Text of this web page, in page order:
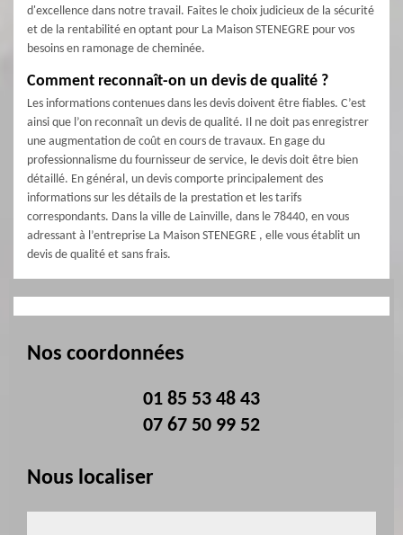
d'excellence dans notre travail. Faites le choix judicieux de la sécurité
et de la rentabilité en optant pour La Maison STENEGRE pour vos
besoins en ramonage de cheminée.
Comment reconnaît-on un devis de qualité ?
Les informations contenues dans les devis doivent être fiables. C’est
ainsi que l’on reconnaît un devis de qualité. Il ne doit pas enregistrer
une augmentation de coût en cours de travaux. En gage du
professionnalisme du fournisseur de service, le devis doit être bien
détaillé. En général, un devis comporte principalement des
informations sur les détails de la prestation et les tarifs
correspondants. Dans la ville de Lainville, dans le 78440, en vous
adressant à l’entreprise La Maison STENEGRE , elle vous établit un
devis de qualité et sans frais.
Nos coordonnées
01 85 53 48 43
07 67 50 99 52
Nous localiser